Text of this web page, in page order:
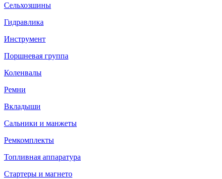
Сельхозшины
Гидравлика
Инструмент
Поршневая группа
Коленвалы
Ремни
Вкладыши
Сальники и манжеты
Ремкомплекты
Топливная аппаратура
Стартеры и магнето